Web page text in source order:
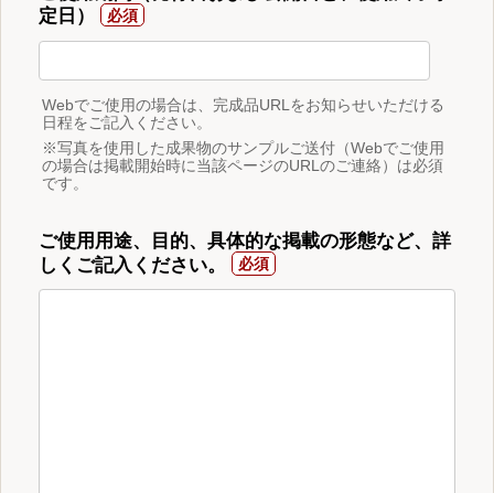
定日）
Webでご使用の場合は、完成品URLをお知らせいただける
日程をご記入ください。
※写真を使用した成果物のサンプルご送付（Webでご使用
の場合は掲載開始時に当該ページのURLのご連絡）は必須
です。
ご使用用途、目的、具体的な掲載の形態など、詳
しくご記入ください。